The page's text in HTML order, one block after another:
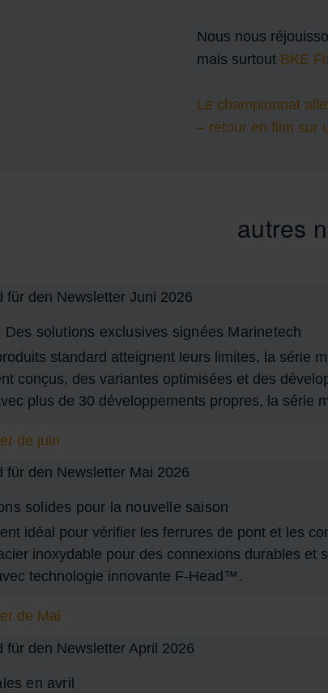
Nous nous
mais surtout BKE
Le championnat
– retour en film sur
autres
Des solutions exclusives signées Marinetech
standard atteignent leurs limites, la série
conçus, des variantes optimisées et des
plus de 30 développements propres, la série
de juin
solides pour la nouvelle saison
idéal pour vérifier les ferrures de pont et les
inoxydable pour des connexions durables et
technologie innovante F-Head™.
de Mai
en avril